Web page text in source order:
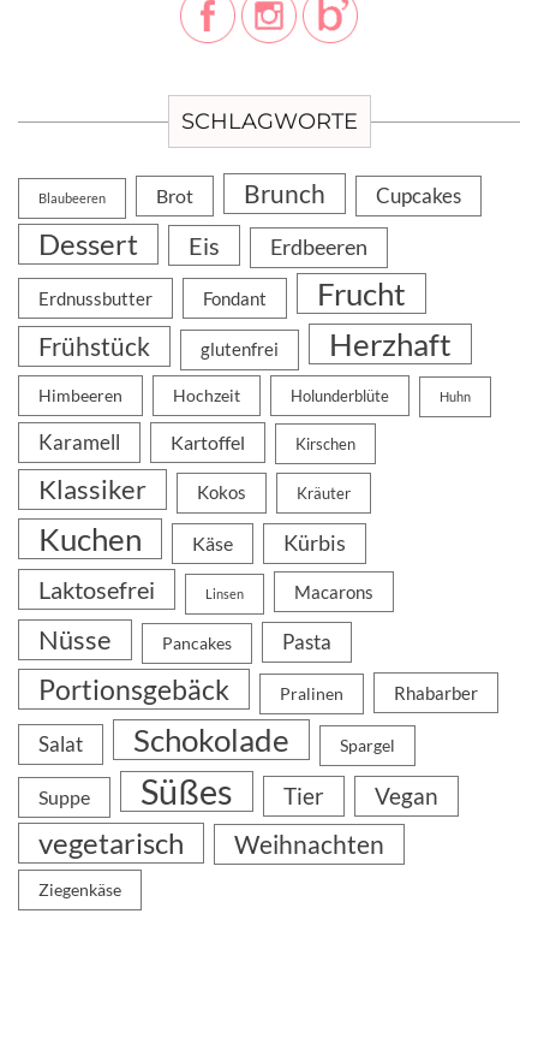
SCHLAGWORTE
Blaubeeren Brot Brunch Cupcakes
Dessert Eis Erdbeeren
Erdnussbutter Fondant Frucht
Frühstück glutenfrei Herzhaft
Himbeeren Hochzeit Holunderblüte Huhn
Karamell Kartoffel Kirschen
Klassiker Kokos Kräuter
Kuchen Käse Kürbis
Laktosefrei Linsen Macarons
Nüsse Pancakes Pasta
Portionsgebäck Pralinen Rhabarber
Salat Schokolade Spargel
Suppe Süßes Tier Vegan
vegetarisch Weihnachten
Ziegenkäse